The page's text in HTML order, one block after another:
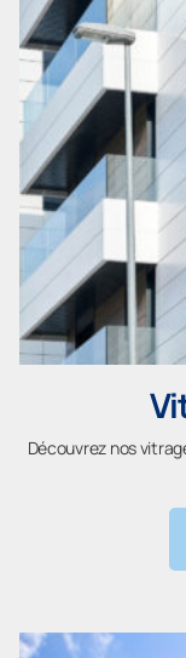
Découvrez nos